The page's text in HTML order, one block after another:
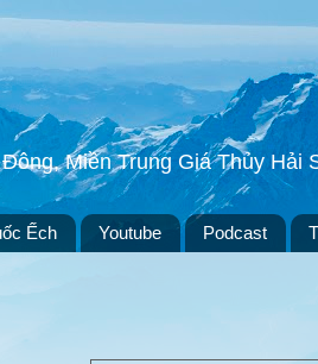
Miền Trung Giá Thủy Hải
Ếch Youtube Podcast